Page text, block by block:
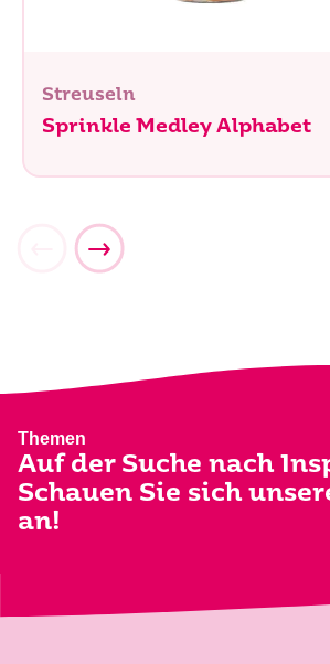
Streuseln
Sprinkle Medley Alphabet
Themen
Auf der Suche nach
Schauen Sie sich
an!